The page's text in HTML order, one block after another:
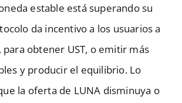
estable está superando su
da incentivo a los usuarios a
para obtener UST, o emitir más
y producir el equilibrio. Lo
la oferta de LUNA disminuya o